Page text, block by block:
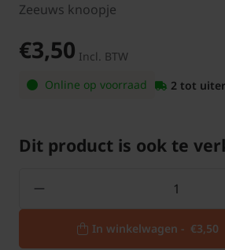
Zeeuws knoopje
€3,50 Incl. BTW
Online op voorraad
2 tot
Dit product is ook te
In winkelwagen - €3,50